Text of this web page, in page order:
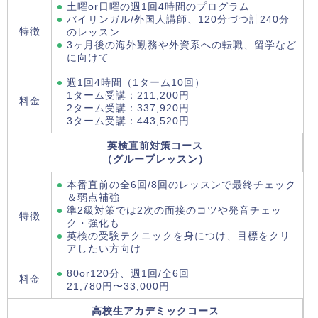
特徴
土曜or日曜の週1回4時間のプログラム
バイリンガル/外国人講師、120分づつ計240分
のレッスン
3ヶ月後の海外勤務や外資系への転職、留学など
に向けて
料金
週1回4時間（1ターム10回）
1ターム受講：211,200円
2ターム受講：337,920円
3ターム受講：443,520円
英検直前対策コース
（グループレッスン）
特徴
本番直前の全6回/8回のレッスンで最終チェック
＆弱点補強
準2級対策では2次の面接のコツや発音チェッ
ク・強化も
英検の受験テクニックを身につけ、目標をクリ
アしたい方向け
料金
80or120分、週1回/全6回
21,780円〜33,000円
高校生アカデミックコース